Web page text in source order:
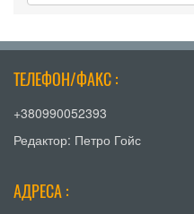
ТЕЛЕФОН/ФАКС :
+380990052393
Редактор: Петро Гойс
АДРЕСА :